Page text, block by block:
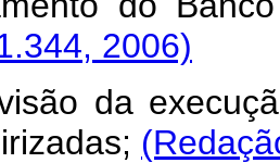
2006)
da